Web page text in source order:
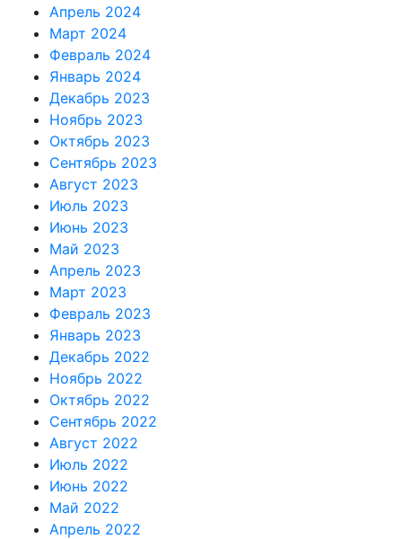
Апрель 2024
Март 2024
Февраль 2024
Январь 2024
Декабрь 2023
Ноябрь 2023
Октябрь 2023
Сентябрь 2023
Август 2023
Июль 2023
Июнь 2023
Май 2023
Апрель 2023
Март 2023
Февраль 2023
Январь 2023
Декабрь 2022
Ноябрь 2022
Октябрь 2022
Сентябрь 2022
Август 2022
Июль 2022
Июнь 2022
Май 2022
Апрель 2022